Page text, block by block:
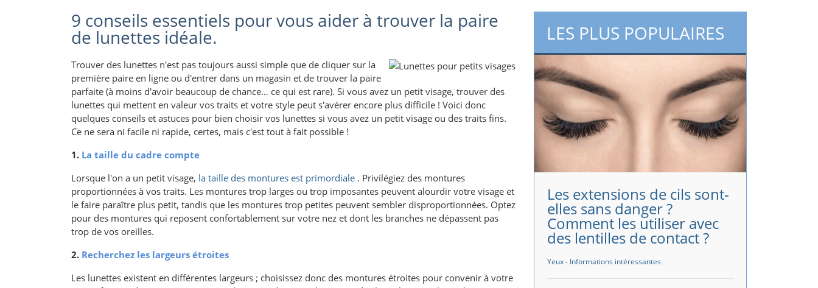
9 conseils essentiels pour vous aider à trouver la paire
de lunettes idéale.
Trouver des lunettes n'est pas toujours aussi simple que de cliquer sur la
première paire en ligne ou d'entrer dans un magasin et de trouver la paire
parfaite (à moins d'avoir beaucoup de chance… ce qui est rare). Si vous avez un petit visage, trouver des
lunettes qui mettent en valeur vos traits et votre style peut s'avérer encore plus difficile ! Voici donc
quelques conseils et astuces pour bien choisir vos lunettes si vous avez un petit visage ou des traits fins.
Ce ne sera ni facile ni rapide, certes, mais c'est tout à fait possible !
1. La taille du cadre compte
Lorsque l'on a un petit visage, la taille des montures est primordiale . Privilégiez des montures
proportionnées à vos traits. Les montures trop larges ou trop imposantes peuvent alourdir votre visage et
le faire paraître plus petit, tandis que les montures trop petites peuvent sembler disproportionnées. Optez
pour des montures qui reposent confortablement sur votre nez et dont les branches ne dépassent pas
trop de vos oreilles.
2. Recherchez les largeurs étroites
Les lunettes existent en différentes largeurs ; choisissez donc des montures étroites pour convenir à votre
LES PLUS POPULAIRES
Les extensions de cils sont-
elles sans danger ?
Comment les utiliser avec
des lentilles de contact ?
Yeux - Informations intéressantes